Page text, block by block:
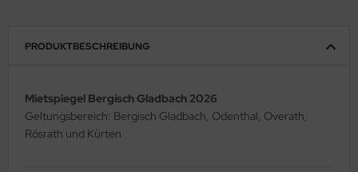
PRODUKTBESCHREIBUNG
Mietspiegel Bergisch Gladbach 2026
Geltungsbereich: Bergisch Gladbach, Odenthal, Overath,
Rösrath und Kürten